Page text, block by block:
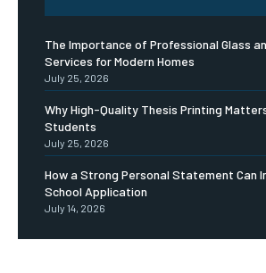
The Importance of Professional Glass
Services for Modern Homes
July 25, 2026
Why High-Quality Thesis Printing
Students
July 25, 2026
How a Strong Personal Statement Can
School Application
July 14, 2026